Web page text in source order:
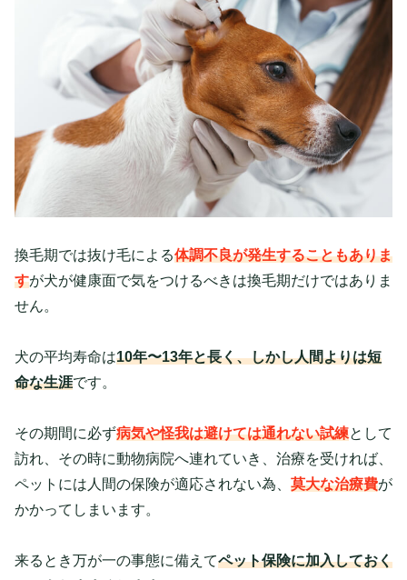
換毛期では抜け毛による体調不良が発生することもありま
すが犬が健康面で気をつけるべきは換毛期だけではありま
せん。
犬の平均寿命は10年〜13年と長く、しかし人間よりは短
命な生涯です。
その期間に必ず病気や怪我は避けては通れない試練として
訪れ、その時に動物病院へ連れていき、治療を受ければ、
ペットには人間の保険が適応されない為、 莫大な治療費が
かかってしまいます。
来るとき万が一の事態に備えてペット保険に加入しておく